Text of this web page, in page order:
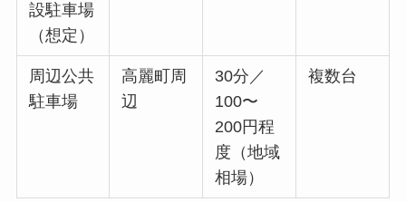
設駐車場
（想定）
周辺公共
駐車場
高麗町周
辺
30分／
100〜
200円程
度（地域
相場）
複数台